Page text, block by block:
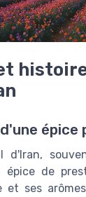
épice
d'Iran,
épice de
et ses